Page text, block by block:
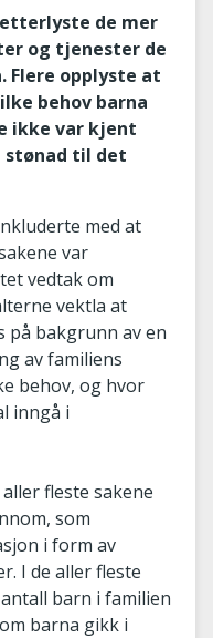
de mer
og tjenester de
Flere opplyste at
behov barna
ikke var kjent
stønad til det
med at
var
vedtak om
vektla at
på bakgrunn av en
av familiens
behov, og hvor
inngå i
fleste sakene
som
i form av
I de aller fleste
barn i familien
barna gikk i